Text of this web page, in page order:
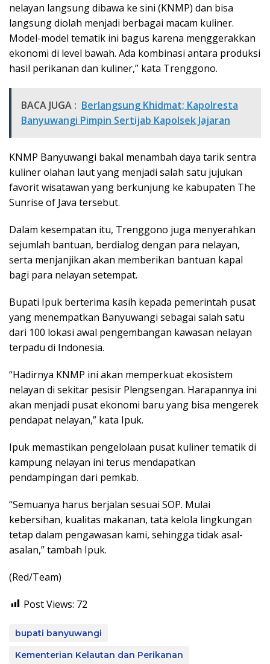
nelayan langsung dibawa ke sini (KNMP) dan bisa
langsung diolah menjadi berbagai macam kuliner.
Model-model tematik ini bagus karena menggerakkan
ekonomi di level bawah. Ada kombinasi antara produksi
hasil perikanan dan kuliner,” kata Trenggono.
BACA JUGA : Berlangsung Khidmat; Kapolresta
Banyuwangi Pimpin Sertijab Kapolsek Jajaran
KNMP Banyuwangi bakal menambah daya tarik sentra
kuliner olahan laut yang menjadi salah satu jujukan
favorit wisatawan yang berkunjung ke kabupaten The
Sunrise of Java tersebut.
Dalam kesempatan itu, Trenggono juga menyerahkan
sejumlah bantuan, berdialog dengan para nelayan,
serta menjanjikan akan memberikan bantuan kapal
bagi para nelayan setempat.
Bupati Ipuk berterima kasih kepada pemerintah pusat
yang menempatkan Banyuwangi sebagai salah satu
dari 100 lokasi awal pengembangan kawasan nelayan
terpadu di Indonesia.
“Hadirnya KNMP ini akan memperkuat ekosistem
nelayan di sekitar pesisir Plengsengan. Harapannya ini
akan menjadi pusat ekonomi baru yang bisa mengerek
pendapat nelayan,” kata Ipuk.
Ipuk memastikan pengelolaan pusat kuliner tematik di
kampung nelayan ini terus mendapatkan
pendampingan dari pemkab.
“Semuanya harus berjalan sesuai SOP. Mulai
kebersihan, kualitas makanan, tata kelola lingkungan
tetap dalam pengawasan kami, sehingga tidak asal-
asalan,” tambah Ipuk.
(Red/Team)
Post Views: 72
bupati banyuwangi
Kementerian Kelautan dan Perikanan